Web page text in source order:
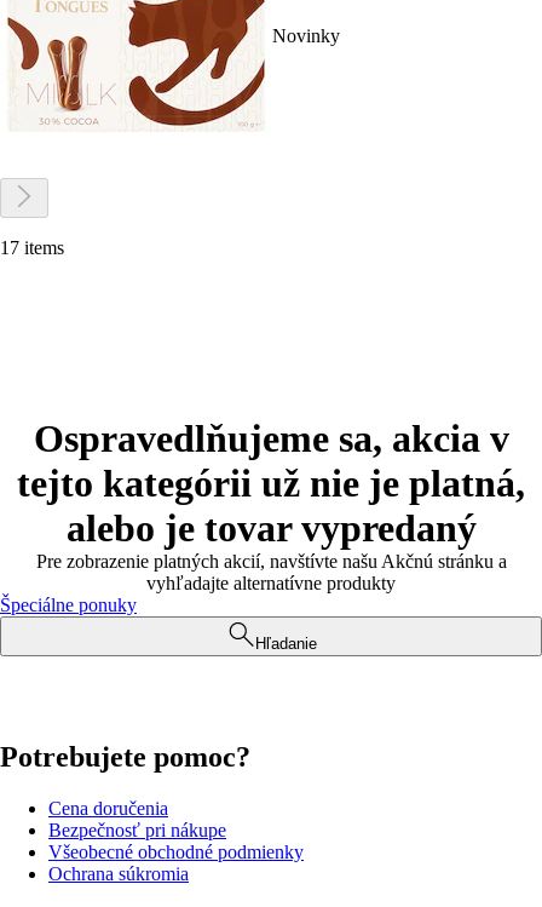
Novinky
17 items
Ospravedlňujeme sa, akcia v
tejto kategórii už nie je platná,
alebo je tovar vypredaný
Pre zobrazenie platných akcií, navštívte našu Akčnú stránku a
vyhľadajte alternatívne produkty
Špeciálne ponuky
Hľadanie
Potrebujete pomoc?
Cena doručenia
Bezpečnosť pri nákupe
Všeobecné obchodné podmienky
Ochrana súkromia